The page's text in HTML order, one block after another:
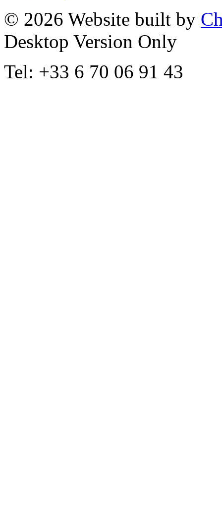
© 2026 Website built by
Desktop Version Only
Tel: +33 6 70 06 91 43